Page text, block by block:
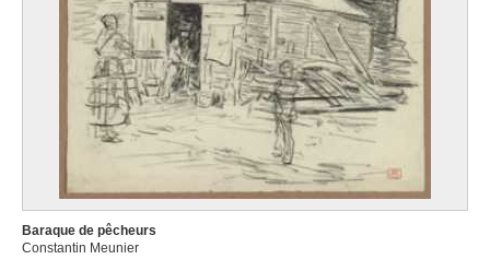
Baraque de pêcheurs
Constantin Meunier